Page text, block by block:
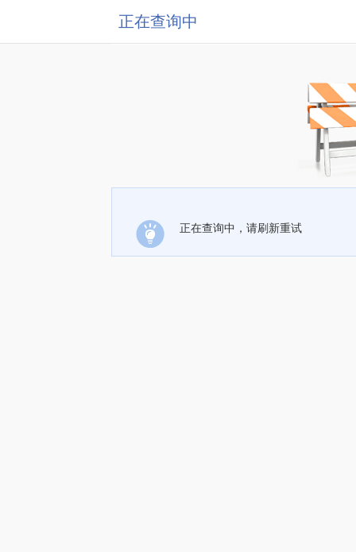
正在查询中
正在查询中，请刷新重试